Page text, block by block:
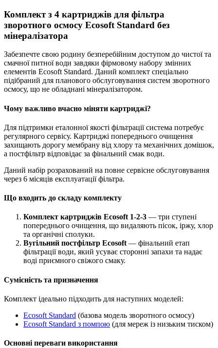
Комплект з 4 картриджів для фільтра
зворотного осмосу Ecosoft Standard без
мінералізатора
Забезпечте свою родину безперебійним доступом до чистої та
смачної питної води завдяки фірмовому набору змінних
елементів Ecosoft Standard. Даний комплект спеціально
підібраний для планового обслуговування систем зворотного
осмосу, що не обладнані мінералізатором.
Чому важливо вчасно міняти картриджі?
Для підтримки еталонної якості фільтрації система потребує
регулярного сервісу. Картриджі попереднього очищення
захищають дорогу мембрану від хлору та механічних домішок,
а постфільтр відповідає за фінальний смак води.
Даний набір розрахований на повне сервісне обслуговування
через 6 місяців експлуатації фільтра.
Що входить до складу комплекту
Комплект картриджів Ecosoft 1-2-3 — три ступені
попереднього очищення, що видаляють пісок, іржу, хлор
та органічні сполуки.
Вугільний постфільтр Ecosoft — фінальний етап
фільтрації води, який усуває сторонні запахи та надає
воді приємного свіжого смаку.
Сумісність та призначення
Комплект ідеально підходить для наступних моделей:
Ecosoft Standard (базова модель зворотного осмосу)
Ecosoft Standard з помпою (для мереж із низьким тиском)
Основні переваги використання